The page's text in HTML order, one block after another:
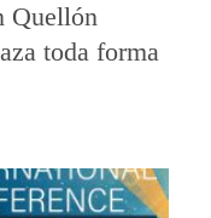
Quellón
toda forma